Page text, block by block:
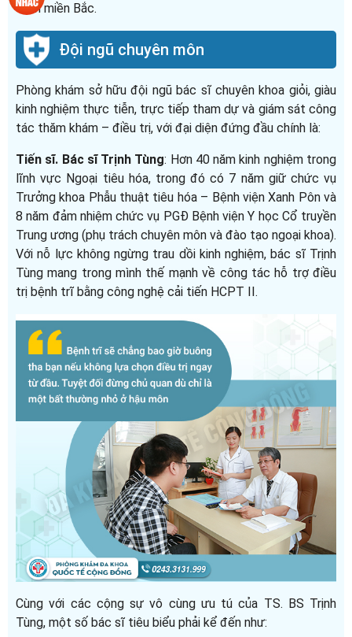
toàn miền Bắc.
Đội ngũ chuyên môn
Phòng khám sở hữu đội ngũ bác sĩ chuyên khoa giỏi, giàu
kinh nghiệm thực tiễn, trực tiếp tham dự và giám sát công
tác thăm khám – điều trị, với đại diện đứng đầu chính là:
Tiến sĩ. Bác sĩ Trịnh Tùng: Hơn 40 năm kinh nghiệm trong
lĩnh vực Ngoại tiêu hóa, trong đó có 7 năm giữ chức vụ
Trưởng khoa Phẫu thuật tiêu hóa – Bệnh viện Xanh Pôn và
8 năm đảm nhiệm chức vụ PGĐ Bệnh viện Y học Cổ truyền
Trung ương (phụ trách chuyên môn và đào tạo ngoại khoa).
Với nỗ lực không ngừng trau dồi kinh nghiệm, bác sĩ Trịnh
Tùng mang trong mình thế mạnh về công tác hỗ trợ điều
trị bệnh trĩ bằng công nghệ cải tiến HCPT II.
Cùng với các cộng sự vô cùng ưu tú của TS. BS Trịnh
Tùng, một số bác sĩ tiêu biểu phải kể đến như: